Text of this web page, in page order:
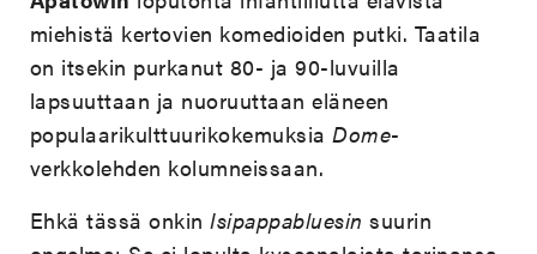
miehistä kertovien komedioiden putki. Taatila
on itsekin purkanut 80- ja 90-luvuilla
lapsuuttaan ja nuoruuttaan eläneen
populaarikulttuurikokemuksiaDome-
verkkolehden kolumneissaan.
Ehkä tässä onkinIsipappabluesinsuurin